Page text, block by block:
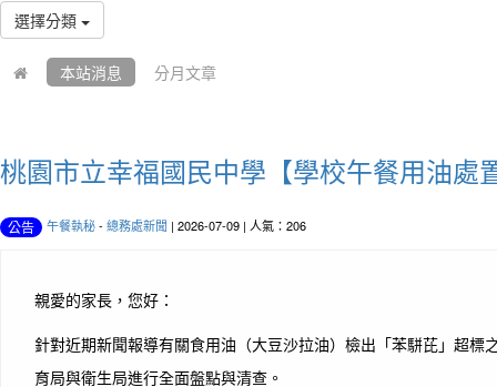
選擇分類
本站消息 分月文章
桃園市立幸福國民中學【學校午餐用油處
公告 午餐執秘- 總務處新聞 | 2026-07-09 | 人氣：206
親愛的家長，您好：
針對近期新聞報導有關食用油（大豆沙拉油）檢出「苯駢芘」超標
育局與衛生局進行全面盤點與清查。